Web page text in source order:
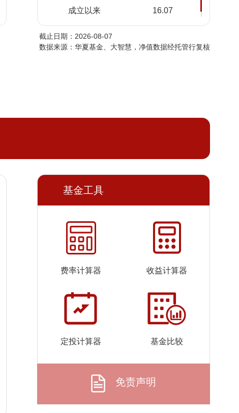
成立以来
16.07
2026-
1.1489
2026-
07-31
1.1395 1.1395
07-24
2026-
07-23
1.0956 1.0956
2026-
07-22
1.0869
2026-
07-21
1.1233
2026-
1.1002
2026-
1.0698
07-16
1.1220 1.1220
截止日期：2026-08-07
数据来源：华夏基金、大智慧，净值数据经托管行复核
基金工具
费率计算器 收益计算器
定投计算器 基金比较
免责声明